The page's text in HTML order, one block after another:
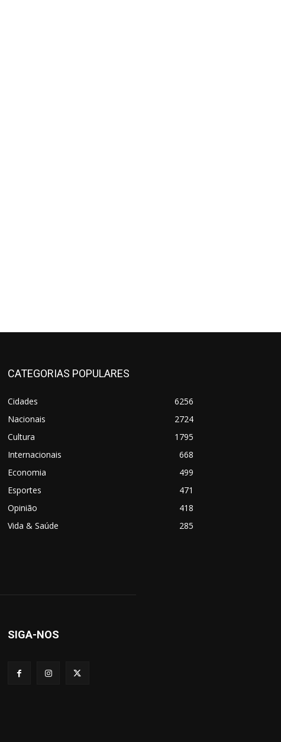
CATEGORIAS POPULARES
Cidades
6256
Nacionais
2724
Cultura
1795
Internacionais
668
Economia
499
Esportes
471
Opinião
418
Vida & Saúde
285
SIGA-NOS